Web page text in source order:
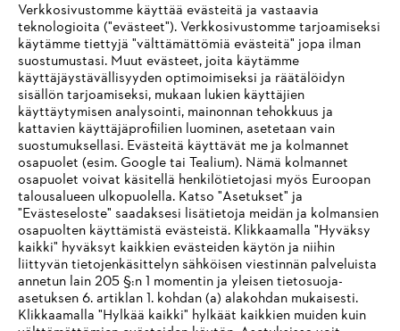
KOTIINKULJETUS
2 - 5 PÄIVÄN TOIMITUSAIKA
30 PÄIVÄN ILMAINEN PALAUTUS
IHR BROWSER WIRD NICHT
UNTERSTÜTZT
Verkkosivustomme käyttää evästeitä ja vastaavia
teknologioita ("evästeet"). Verkkosivustomme tarjoamiseksi
käytämme tiettyjä "välttämättömiä evästeitä" jopa ilman
suostumustasi. Muut evästeet, joita käytämme
käyttäjäystävällisyyden optimoimiseksi ja räätälöidyn
sisällön tarjoamiseksi, mukaan lukien käyttäjien
käyttäytymisen analysointi, mainonnan tehokkuus ja
kattavien käyttäjäprofiilien luominen, asetetaan vain
suostumuksellasi. Evästeitä käyttävät me ja kolmannet
osapuolet (esim. Google tai Tealium). Nämä kolmannet
osapuolet voivat käsitellä henkilötietojasi myös Euroopan
talousalueen ulkopuolella. Katso "Asetukset" ja
"Evästeseloste" saadaksesi lisätietoja meidän ja kolmansien
osapuolten käyttämistä evästeistä. Klikkaamalla "Hyväksy
kaikki" hyväksyt kaikkien evästeiden käytön ja niihin
liittyvän tietojenkäsittelyn sähköisen viestinnän palveluista
annetun lain 205 §:n 1 momentin ja yleisen tietosuoja-
asetuksen 6. artiklan 1. kohdan (a) alakohdan mukaisesti.
Klikkaamalla "Hylkää kaikki" hylkäät kaikkien muiden kuin